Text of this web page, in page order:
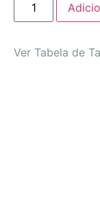
Ver Tabela de